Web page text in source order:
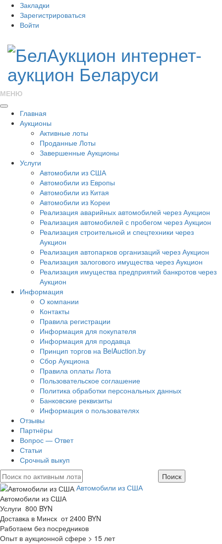
Закладки
Зарегистрироваться
Войти
МЕНЮ
Главная
Аукционы
Активные лоты
Проданные Лоты
Завершенные Аукционы
Услуги
Автомобили из США
Автомобили из Европы
Автомобили из Китая
Автомобили из Кореи
Реализация аварийных автомобилей через Аукцион
Реализация автомобилей с пробегом через Аукцион
Реализация строительной и спецтехники через
Аукцион
Реализация автопарков организаций через Аукцион
Реализация залогового имущества через Аукцион
Реализация имущества предприятий банкротов через
Аукцион
Информация
О компании
Контакты
Правила регистрации
Информация для покупателя
Информация для продавца
Принцип торгов на BelAuction.by
Сбор Аукциона
Правила оплаты Лота
Пользовательское соглашение
Политика обработки персональных данных
Банковские реквизиты
Информация о пользователях
Отзывы
Партнёры
Вопрос — Ответ
Статьи
Срочный выкуп
Автомобили из США
Автомобили из США
Услуги 800 BYN
Доставка в Минск от 2400 BYN
Работаем без посредников
Опыт в аукционной сфере > 15 лет